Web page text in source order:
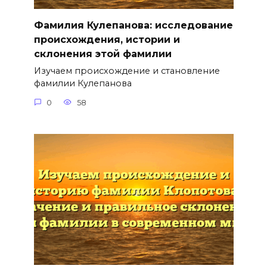
Фамилия Кулепанова: исследование
происхождения, истории и
склонения этой фамилии
Изучаем происхождение и становление
фамилии Кулепанова
0 58